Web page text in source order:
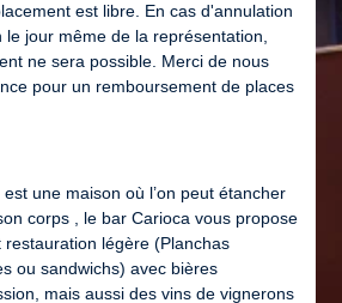
est libre. En cas d'annulation
jour même de la représentation,
ne sera possible. Merci de nous
pour un remboursement de places
est une maison où l’on peut étancher
corps , le bar Carioca vous propose
légère (Planchas
ou sandwichs) avec bières
mais aussi des vins de vignerons